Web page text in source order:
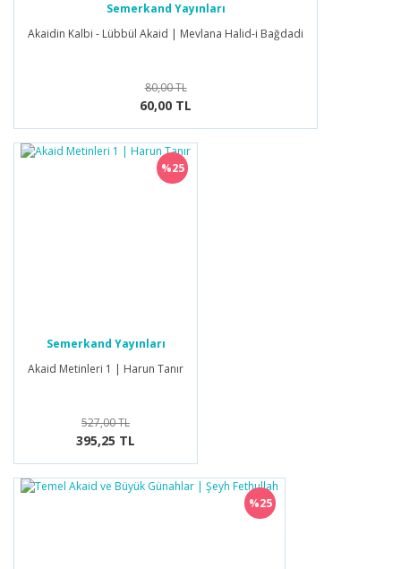
Semerkand Yayınları
Akaidin Kalbi - Lübbül Akaid | Mevlana Halid-i Bağdadi
80,00 TL
60,00 TL
%25
Semerkand Yayınları
Akaid Metinleri 1 | Harun Tanır
527,00 TL
395,25 TL
%25